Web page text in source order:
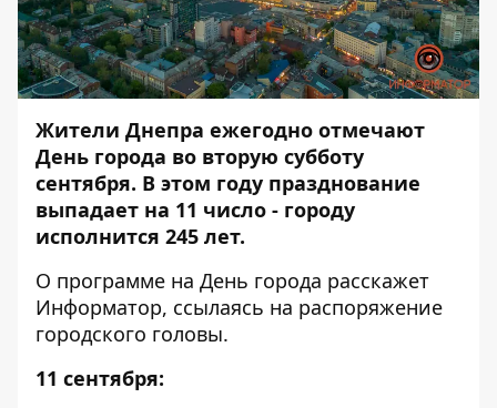
Жители Днепра ежегодно отмечают
День города во вторую субботу
сентября. В этом году празднование
выпадает на 11 число - городу
исполнится 245 лет.
О программе на День города расскажет
Информатор, ссылаясь на распоряжение
городского головы.
11 сентября: